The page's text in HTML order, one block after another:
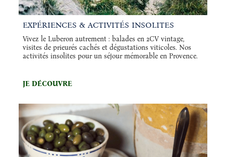
EXPÉRIENCES & ACTIVITÉS INSOLITES
Vivez le Luberon autrement : balades en 2CV vintage,
visites de prieurés cachés et dégustations viticoles. Nos
activités insolites pour un séjour mémorable en Provence.
JE DÉCOUVRE